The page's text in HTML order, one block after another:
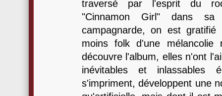
traversé par l'esprit du
"Cinnamon Girl" dans
campagnarde, on est
moins folk d'une mélancolie
découvre l'album, elles n'ont
inévitables et inlassables
s'impriment, développent une